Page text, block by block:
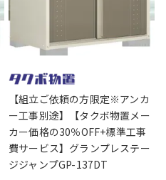
【組立ご依頼の方限定※アンカ
ー工事別途】【タクボ物置メー
カー価格の30％OFF+標準工事
費サービス】グランプレステー
ジジャンプGP-137DT